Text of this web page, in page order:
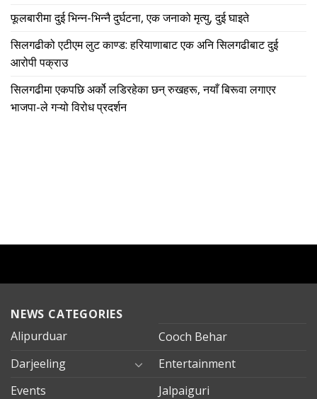
फूलबारीमा दुई भिन्न-भिन्नै दुर्घटना, एक जनाको मृत्यु, दुई घाइते
सिलगढीको एटीएम लुट काण्ड: हरियाणाबाट एक अनि सिलगढीबाट दुई
आरोपी पक्राउ
सिलगढीमा एकपछि अर्को लडिरहेका छन् रुखहरू, नयाँ बिरूवा लगाएर
भाजपा-ले गऱ्यो विरोध प्रदर्शन
NEWS CATEGORIES
Alipurduar
Cooch Behar
Darjeeling
Entertainment
Events
Jalpaiguri